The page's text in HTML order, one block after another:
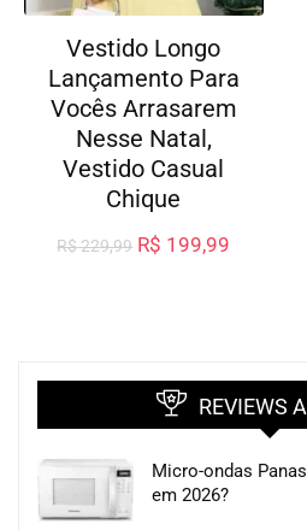
Vestido Longo
Lançamento Para
Vocês Arrasarem
Nesse Natal,
Vestido Casual
Chique
R$229,99 R$ 199,99
REVIEWS
Micro-ondas
em 2026?